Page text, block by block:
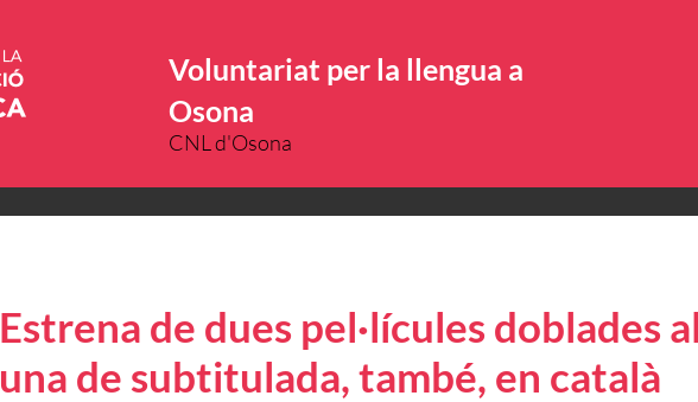
Voluntariat per la llengua a
Osona
CNL d'Osona
Estrena de dues pel·lícules doblades
una de subtitulada, també, en català